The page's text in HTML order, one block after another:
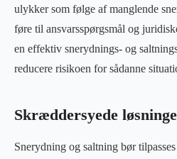
ulykker som følge af manglende
føre til ansvarsspørgsmål og
en effektiv snerydnings- og
reducere risikoen for sådanne
Skræddersyede
Snerydning og saltning bør